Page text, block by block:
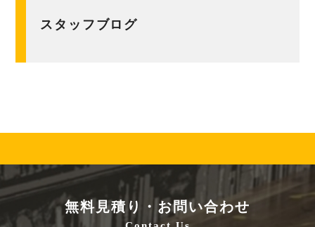
スタッフブログ
無料見積り・お問い合わせ